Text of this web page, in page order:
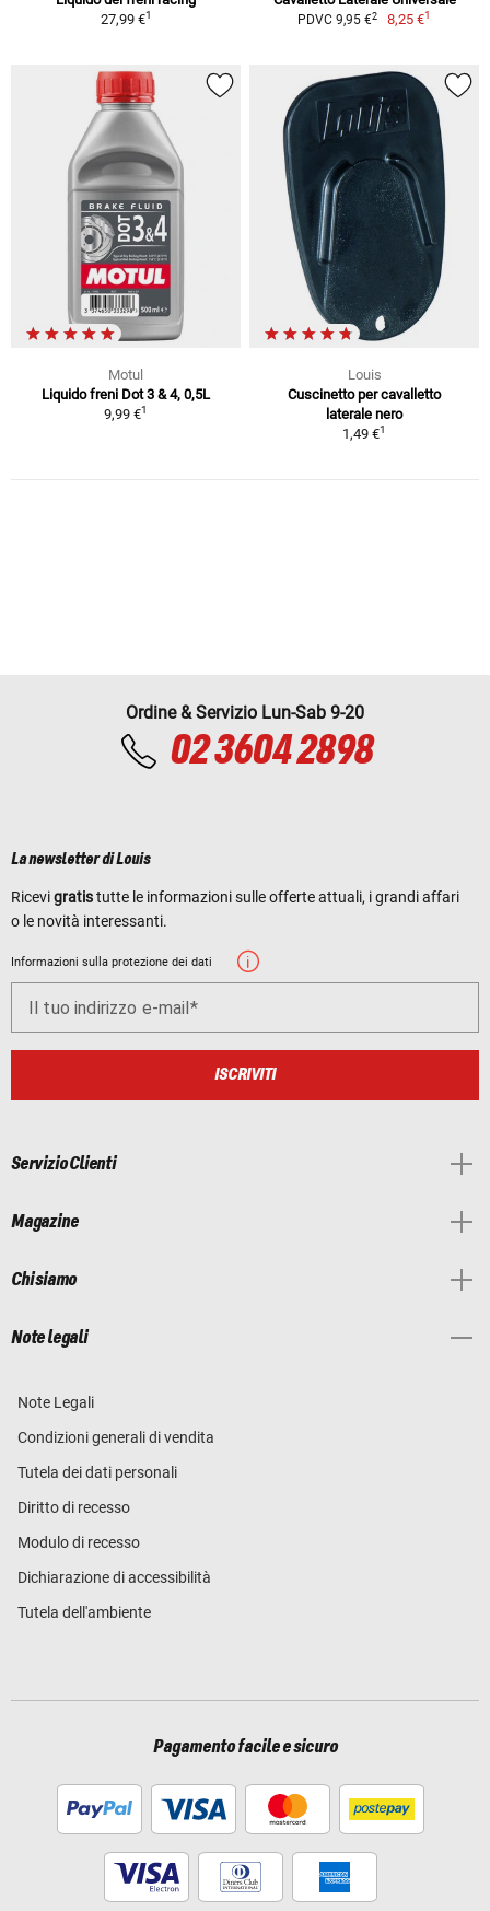
27,99 €1 PDVC 9,95 €2 8,25 €1
Motul
Liquido freni Dot 3 & 4, 0,5L
9,99 €1
Louis
Cuscinetto per cavalletto
laterale nero
1,49 €1
Ordine & Servizio Lun-Sab 9-20
02 3604 2898
La newsletter di Louis
Ricevigratistutte le informazioni sulle offerte attuali, i grandi affari
o le novità interessanti.
Informazioni sulla protezione dei dati
Il tuo indirizzo e-mail
ISCRIVITI
Servizio Clienti
Magazine
Chi siamo
Note legali
Note Legali
Condizioni generali di vendita
Tutela dei dati personali
Diritto di recesso
Modulo di recesso
Dichiarazione di accessibilità
Tutela dell'ambiente
Pagamento facile e sicuro